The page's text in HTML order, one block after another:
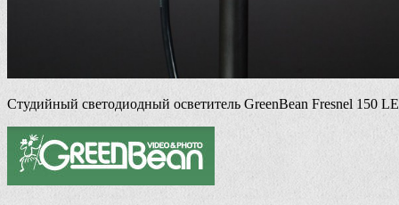
Студийный светодиодный осветитель GreenBean Fresnel 150